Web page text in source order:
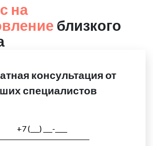
на
близкого
консультация от
специалистов